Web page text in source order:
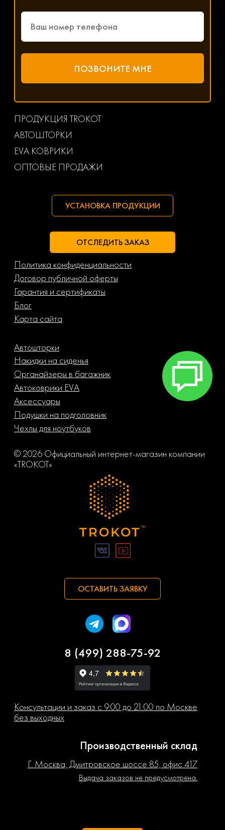
ПРОДУКЦИЯ TROKOT
АВТОШТОРКИ
EVA КОВРИКИ
ОПТОВЫЕ ПРОДАЖИ
УСТАНОВКА ПРОДУКЦИИ
ОТСЛЕДИТЬ ЗАКАЗ
Политика конфиденциальности
Договор публичной оферты
Гарантия и сертификаты
Блог
Карта сайта
Автошторки
Накидки на сиденья
Органайзеры в багажник
Автоковрики EVA
Аксессуары
Подушки на подголовник
Чехлы для ноутбуков
© 2026 Официальный интернет-магазин компании
«TROKOT»
ОСТАВИТЬ ЗАЯВКУ
8 (499) 288-75-92
Консультации и заказ с 9:00 до 21:00 по Москве
без выходных
Производственный склад
Г. Москва, Дмитровское шоссе 85, офис 417
Выдача заказов не предусмотрена.